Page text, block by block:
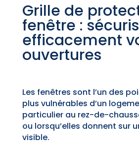
Grille de
fenêtre :
efficacement
ouvertures
Les fenêtres sont l’un des
plus vulnérables d’un
particulier au rez-de-
ou lorsqu’elles donnent sur
visible.